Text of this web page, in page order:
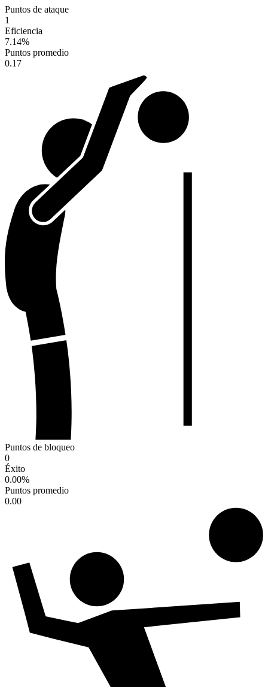
Puntos de ataque
1
Eficiencia
7.14%
Puntos promedio
0.17
Puntos de bloqueo
0
Éxito
0.00%
Puntos promedio
0.00